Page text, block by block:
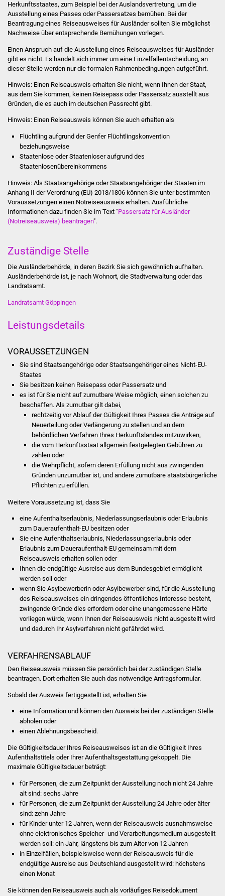
Stadtinfo
Jubiläumsjahr 2021
Partnerstädte
Schulentwicklung Bizet
Sanierung Hallenbad
Presse
Bürger & Service
Dienstleistungen
Schulen
Kindergärten
Kolping-Musikschule
Volkshochschule
Soziale Einrichtungen
Lokale Agenda
Jugendhaus
Fachteam Jugend
Kinder- und
Familienzentrum
Stadtwerke
NETZMonitor
Gesundheit und Notfall
Pflege von Angehörigen
Index
ÖPNV
Bürgerbus (MOBS)
Abfall und Entsorgung
Herkunftsstaates, zum Beispiel bei der Auslandsvertretung, um die
Ausstellung eines Passes oder Passersatzes bemühen. Bei der
Beantragung eines Reiseausweises für Ausländer sollten Sie möglichst
Nachweise über entsprechende Bemühungen vorlegen.
Einen Anspruch auf die Ausstellung eines Reiseausweises für Ausländer
gibt es nicht. Es handelt sich immer um eine Einzelfallentscheidung, an
dieser Stelle werden nur die formalen Rahmenbedingungen aufgeführt.
Hinweis: Einen Reiseausweis erhalten Sie nicht, wenn Ihnen der Staat,
aus dem Sie kommen, keinen Reisepass oder Passersatz ausstellt aus
Gründen, die es auch im deutschen Passrecht gibt.
Hinweis:Einen Reiseausweis können Sie auch erhalten als
Flüchtling aufgrund der Genfer Flüchtlingskonvention
beziehungsweise
Staatenloseoder Staatenloseraufgrund des
Staatenlosenübereinkommens
Hinweis:Als Staatsangehörige oder Staatsangehöriger der Staaten im
Anhang II der Verordnung (EU) 2018/1806 können Sie unter bestimmten
Voraussetzungen einen Notreiseausweis erhalten. Ausführliche
Informationen dazu finden Sie im Text "Passersatz für Ausländer
(Notreiseausweis) beantragen".
Zuständige Stelle
Die Ausländerbehörde, in deren Bezirk Sie sich gewöhnlich aufhalten.
Ausländerbehörde ist, je nach Wohnort, die Stadtverwaltung oder das
Landratsamt.
Landratsamt Göppingen
Leistungsdetails
VORAUSSETZUNGEN
Sie sind Staatsangehörige oder Staatsangehöriger eines Nicht-EU-
Staates
Sie besitzen keinen Reisepass oder Passersatz und
es ist für Sie nicht auf zumutbare Weise möglich, einen solchen zu
beschaffen. Als zumutbar gilt dabei,
rechtzeitig vor Ablauf der Gültigkeit Ihres Passes die Anträge auf
Neuerteilung oder Verlängerung zu stellen und an dem
behördlichen Verfahren Ihres Herkunftslandes mitzuwirken,
die vom Herkunftsstaat allgemein festgelegten Gebühren zu
zahlen oder
die Wehrpflicht, sofern deren Erfüllung nicht aus zwingenden
Gründen unzumutbar ist, und andere zumutbare staatsbürgerliche
Pflichten zu erfüllen.
Weitere Voraussetzung ist, dass Sie
eine Aufenthaltserlaubnis, Niederlassungserlaubnis oder Erlaubnis
zum Daueraufenthalt-EU besitzen oder
Sie eine Aufenthaltserlaubnis, Niederlassungserlaubnis oder
Erlaubnis zum Daueraufenthalt-EU gemeinsam mit dem
Reiseausweis erhalten sollen oder
Ihnen die endgültige Ausreise aus dem Bundesgebiet ermöglicht
werden soll oder
wenn Sie Asylbewerberin oder Asylbewerber sind, für die Ausstellung
des Reiseausweises ein dringendes öffentliches Interesse besteht,
zwingende Gründe dies erfordern oder eine unangemessene Härte
vorliegen würde, wenn Ihnen der Reiseausweis nicht ausgestellt wird
und dadurch Ihr Asylverfahren nicht gefährdet wird.
VERFAHRENSABLAUF
Den Reiseausweis müssen Sie persönlich bei der zuständigen Stelle
beantragen. Dort erhalten Sie auch das notwendige Antragsformular.
Sobald der Ausweis fertiggestellt ist, erhalten Sie
eine Information und können den Ausweis bei der zuständigen Stelle
abholen oder
einen Ablehnungsbescheid.
Die Gültigkeitsdauer Ihres Reiseausweises ist an die Gültigkeit Ihres
Aufenthaltstitels oder Ihrer Aufenthaltsgestattung gekoppelt. Die
maximale Gültigkeitsdauer beträgt:
für Personen, die zum Zeitpunkt der Ausstellung noch nicht 24 Jahre
alt sind: sechs Jahre
für Personen, die zum Zeitpunkt der Ausstellung 24 Jahre oder älter
sind: zehn Jahre
für Kinder unter 12 Jahren, wenn der Reiseausweis ausnahmsweise
ohne elektronisches Speicher- und Verarbeitungsmediumausgestellt
werden soll : ein Jahr, längstens bis zum Alter von 12 Jahren
in Einzelfällen, beispielsweise wenn der Reiseausweis für die
endgültige Ausreise aus Deutschland ausgestellt wird: höchstens
einen Monat
Sie können den Reiseausweis auch als vorläufiges Reisedokument